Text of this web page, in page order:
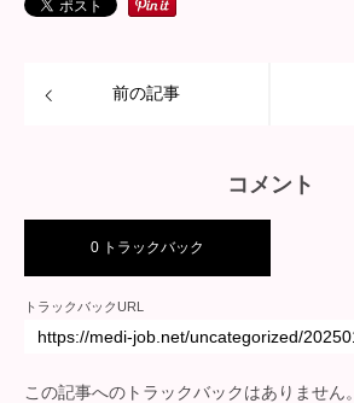
前の記事
コメント
0 トラックバック
トラックバックURL
この記事へのトラックバックはありません。